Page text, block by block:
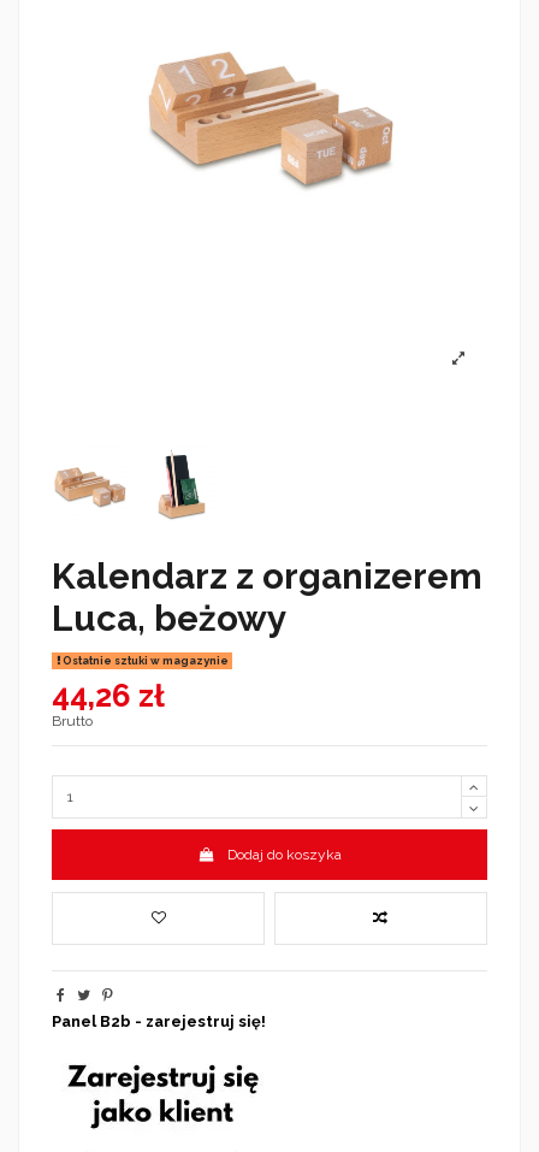
Kalendarz z organizerem
Luca, beżowy
Ostatnie sztuki w magazynie
44,26 zł
Brutto
Dodaj do koszyka
Panel B2b - zarejestruj się!